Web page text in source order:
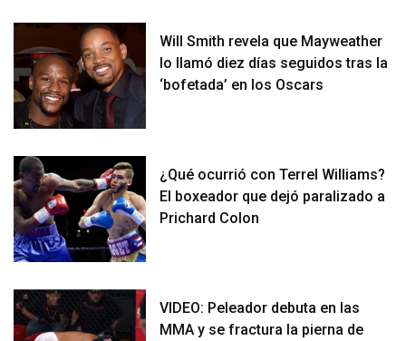
Will Smith revela que Mayweather
lo llamó diez días seguidos tras la
‘bofetada’ en los Oscars
¿Qué ocurrió con Terrel Williams?
El boxeador que dejó paralizado a
Prichard Colon
VIDEO: Peleador debuta en las
MMA y se fractura la pierna de